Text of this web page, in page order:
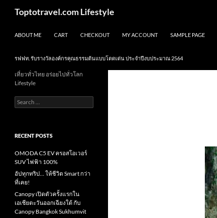
Toptotravel.com Lifestyle
ABOUT ME CART CHECKOUT MY ACCOUNT SAMPLE PAGE
รฟฟท. รับรางวัลองค์กรคุณธรรมต้นแบบโดดเด่น ประจำปีงบประมาณ 2564
เที่ยวทั่วไทย อร่อยไปทั่วโลก
Lifestyle
Search
for:
RECENT POSTS
OMODA C5 EV ครอสโอเวอร์
SUV ไฟฟ้า 100%
อัปทุกทริป… ให้ชีวิต Smart กว่า
ที่เคย!
Canopy เปิดตัวครั้งแรกใน
เอเชียตะวันออกเฉียงใต้ กับ
Canopy Bangkok Sukhumvit